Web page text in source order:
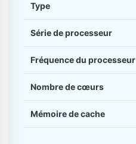
Type
Série de processeur
Fréquence du processeur
Nombre de cœurs
Mémoire de cache